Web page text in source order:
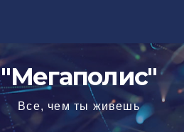
"Мегаполис"
Все, чем ты живешь